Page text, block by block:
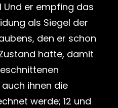
Und er empfing das
als Siegel der
den er schon
hatte, damit
ihnen die
werde; 12 und